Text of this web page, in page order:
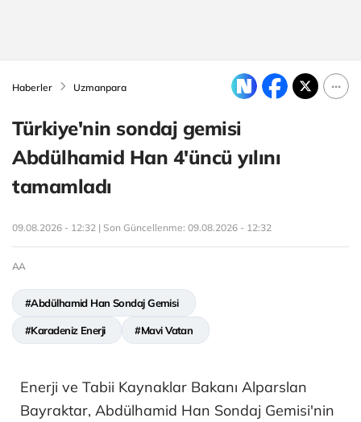
Haberler Uzmanpara
Türkiye'nin sondaj gemisi
Abdülhamid Han 4'üncü yılını
tamamladı
09.08.2026 - 12:32 | Son Güncellenme: 09.08.2026 - 12:32
AA
#Abdülhamid Han Sondaj Gemisi
#Karadeniz Enerji #Mavi Vatan
Enerji ve Tabii Kaynaklar Bakanı Alparslan
Bayraktar, Abdülhamid Han Sondaj Gemisi'nin